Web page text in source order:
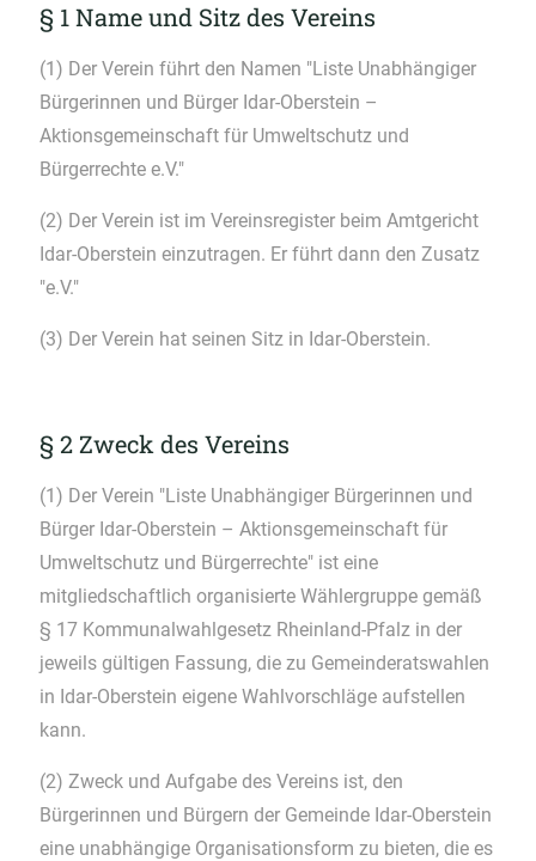
§ 1 Name und Sitz des Vereins
(1) Der Verein führt den Namen "Liste Unabhängiger
Bürgerinnen und Bürger Idar-Oberstein –
Aktionsgemeinschaft für Umweltschutz und
Bürgerrechte e.V."
(2) Der Verein ist im Vereinsregister beim Amtgericht
Idar-Oberstein einzutragen. Er führt dann den Zusatz
"e.V."
(3) Der Verein hat seinen Sitz in Idar-Oberstein.
§ 2 Zweck des Vereins
(1) Der Verein "Liste Unabhängiger Bürgerinnen und
Bürger Idar-Oberstein – Aktionsgemeinschaft für
Umweltschutz und Bürgerrechte" ist eine
mitgliedschaftlich organisierte Wählergruppe gemäß
§ 17 Kommunalwahlgesetz Rheinland-Pfalz in der
jeweils gültigen Fassung, die zu Gemeinderatswahlen
in Idar-Oberstein eigene Wahlvorschläge aufstellen
kann.
(2) Zweck und Aufgabe des Vereins ist, den
Bürgerinnen und Bürgern der Gemeinde Idar-Oberstein
eine unabhängige Organisationsform zu bieten, die es